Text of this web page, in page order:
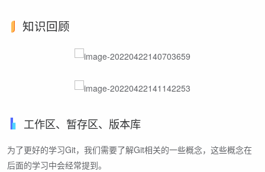
知识回顾
工作区、暂存区、版本库
为了更好的学习Git，我们需要了解Git相关的一些概念，这些概念在
后面的学习中会经常提到。